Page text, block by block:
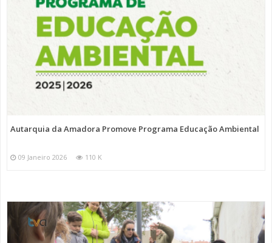
Autarquia da Amadora Promove Programa Educação Ambiental
09 Janeiro 2026 110 K